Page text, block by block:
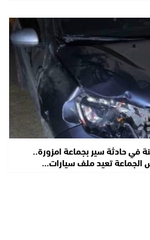
في حادثة سير بجماعة امزورة..
الجماعة تعيد ملف سيارات…